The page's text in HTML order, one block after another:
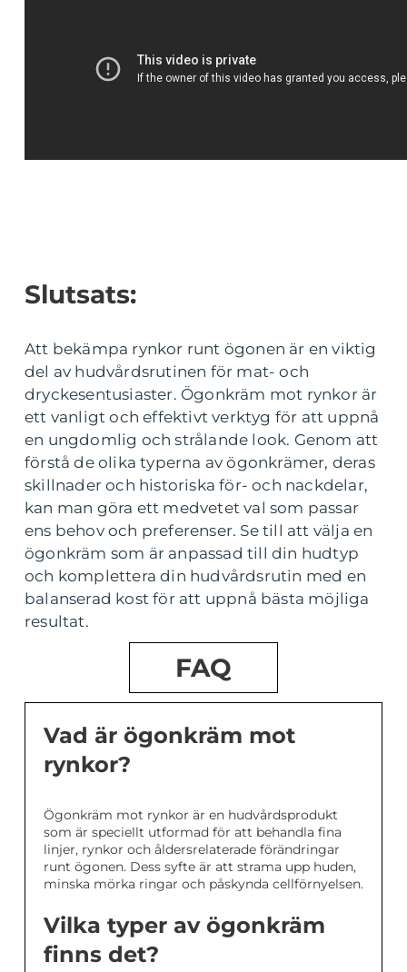
Slutsats:
Att bekämpa rynkor runt ögonen är en viktig
del av hudvårdsrutinen för mat- och
dryckesentusiaster. Ögonkräm mot rynkor är
ett vanligt och effektivt verktyg för att uppnå
en ungdomlig och strålande look. Genom att
förstå de olika typerna av ögonkrämer, deras
skillnader och historiska för- och nackdelar,
kan man göra ett medvetet val som passar
ens behov och preferenser. Se till att välja en
ögonkräm som är anpassad till din hudtyp
och komplettera din hudvårdsrutin med en
balanserad kost för att uppnå bästa möjliga
resultat.
FAQ
Vad är ögonkräm mot
rynkor?
Ögonkräm mot rynkor är en hudvårdsprodukt
som är speciellt utformad för att behandla fina
linjer, rynkor och åldersrelaterade förändringar
runt ögonen. Dess syfte är att strama upp huden,
minska mörka ringar och påskynda cellförnyelsen.
Vilka typer av ögonkräm
finns det?